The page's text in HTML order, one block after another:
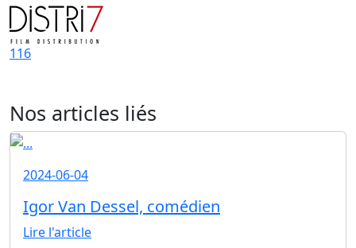
116
Nos articles liés
2024-06-04
Igor Van Dessel, comédien
Lire l'article